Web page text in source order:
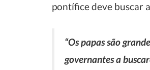
pontífice deve buscar
“Os papas são
governantes a